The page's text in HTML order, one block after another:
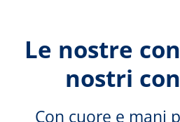
Le nostre
nostri
Con cuore e mani